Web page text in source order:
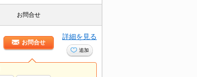
お問合せ
お問合せ
詳細を見る
追加